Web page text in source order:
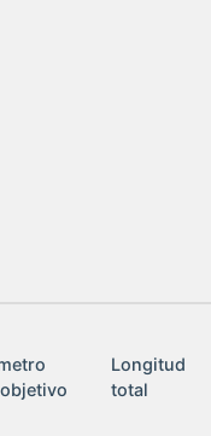
Longitud
total